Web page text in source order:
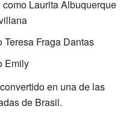
como Laurita Albuquerque
Teresa Fraga Dantas
Emily
en una de las
de Brasil.